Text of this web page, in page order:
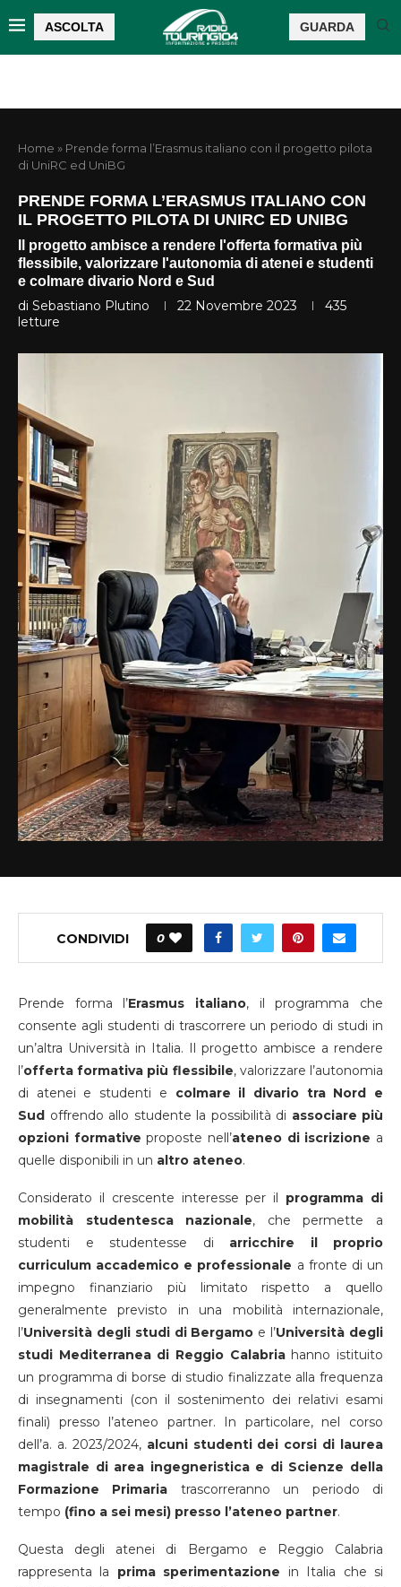
ASCOLTA GUARDA
Home » Prende forma l’Erasmus italiano con il progetto pilota
di UniRC ed UniBG
PRENDE FORMA L’ERASMUS ITALIANO CON
IL PROGETTO PILOTA DI UNIRC ED UNIBG
Il progetto ambisce a rendere l'offerta formativa più
flessibile, valorizzare l'autonomia di atenei e studenti
e colmare divario Nord e Sud
di Sebastiano Plutino 22 Novembre 2023
435
letture
CONDIVIDI 0
Prende forma l’Erasmus italiano, il programma che
consente agli studenti di trascorrere un periodo di studi in
un’altra Università in Italia. Il progetto ambisce a rendere
l’offerta formativa più flessibile, valorizzare l’autonomia
di atenei e studenti e colmare il divario tra Nord e
Sud offrendo allo studente la possibilità di associare più
opzioni formative proposte nell’ateneo di iscrizione a
quelle disponibili in un altro ateneo.
Considerato il crescente interesse per il programma di
mobilità studentesca nazionale, che permette a
studenti e studentesse di arricchire il proprio
curriculum accademico e professionale a fronte di un
impegno finanziario più limitato rispetto a quello
generalmente previsto in una mobilità internazionale,
l’Università degli studi di Bergamo e l’Università degli
studi Mediterranea di Reggio Calabriahanno istituito
un programma di borse di studio finalizzate alla frequenza
di insegnamenti (con il sostenimento dei relativi esami
finali) presso l’ateneo partner. In particolare, nel corso
dell’a. a. 2023/2024, alcuni studenti dei corsi di laurea
magistrale di area ingegneristica e di Scienze della
Formazione Primaria trascorreranno un periodo di
tempo (fino a sei mesi) presso l’ateneo partner.
Questa degli atenei di Bergamo e Reggio Calabria
rappresenta la prima sperimentazione in Italia che si